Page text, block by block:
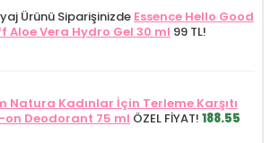
Ürünü Siparişinizde Essence Hello Good
Aloe Vera Hydro Gel 30 ml 99 TL!
Natura Kadınlar İçin Terleme Karşıtı
on Deodorant 75 ml ÖZEL FİYAT! 188.55